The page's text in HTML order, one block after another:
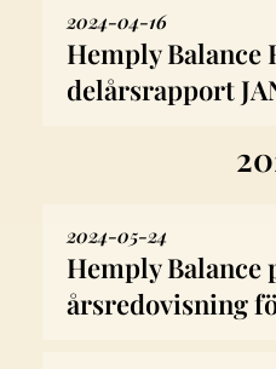
2024-04-16
Hemply Balance
delårsrapport
2024-05-24
Hemply
årsredovisning